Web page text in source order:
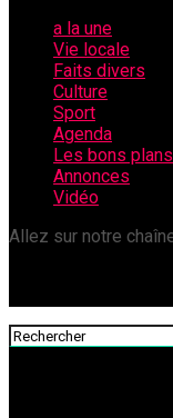
a la une
Vie locale
Faits divers
Culture
Sport
Agenda
Les bons plans
Annonces
Vidéo
Allez sur notre